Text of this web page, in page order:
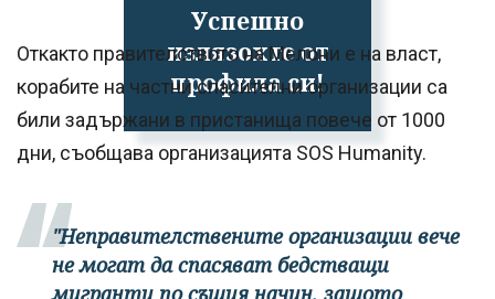
Успешно
излязохте от
профила си!
Откакто правителството на Мелони е на власт,
корабите на частни спасителни организации са
били задържани в пристанища повече от 1000
дни, съобщава организацията SOS Humanity.
"Неправителствените организации вече
не могат да спасяват бедстващи
мигранти по същия начин, защото